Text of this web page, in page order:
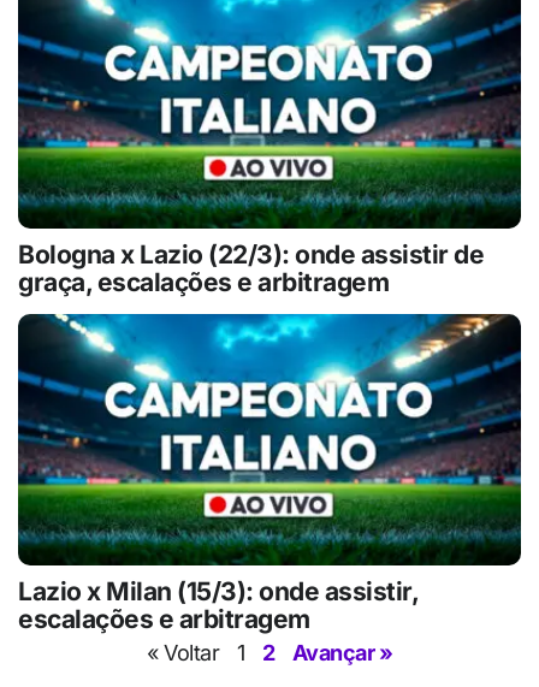
Bologna x Lazio (22/3): onde assistir de
graça, escalações e arbitragem
Lazio x Milan (15/3): onde assistir,
escalações e arbitragem
« Voltar 1 2 Avançar »